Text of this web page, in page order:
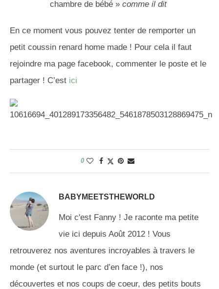
chambre de bébé » comme il dit
En ce moment vous pouvez tenter de remporter un
petit coussin renard home made ! Pour cela il faut
rejoindre ma page facebook, commenter le poste et le
partager ! C’est ici
0
BABYMEETSTHEWORLD
Moi c'est Fanny ! Je raconte ma petite
vie ici depuis Août 2012 ! Vous
retrouverez nos aventures incroyables à travers le
monde (et surtout le parc d’en face !), nos
découvertes et nos coups de coeur, des petits bouts